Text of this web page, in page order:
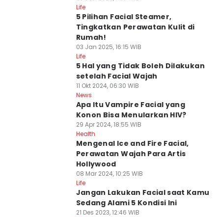
Life
5 Pilihan Facial Steamer,
Tingkatkan Perawatan Kulit di
Rumah!
03 Jan 2025, 16:15 WIB
Life
5 Hal yang Tidak Boleh Dilakukan
setelah Facial Wajah
11 Okt 2024, 06:30 WIB
News
Apa Itu Vampire Facial yang
Konon Bisa Menularkan HIV?
29 Apr 2024, 18:55 WIB
Health
Mengenal Ice and Fire Facial,
Perawatan Wajah Para Artis
Hollywood
08 Mar 2024, 10:25 WIB
Life
Jangan Lakukan Facial saat Kamu
Sedang Alami 5 Kondisi Ini
21 Des 2023, 12:46 WIB